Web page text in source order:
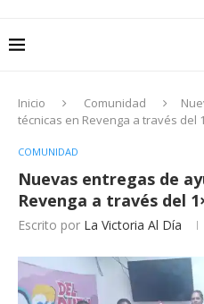
Inicio Comunidad
técnicas en Revenga a través del
COMUNIDAD
Nuevas entregas de
Revenga a través del
Escrito por La Victoria Al Día